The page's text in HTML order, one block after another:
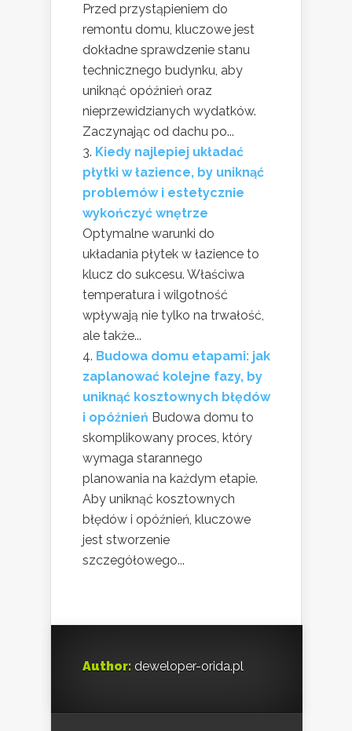
Przed przystąpieniem do
remontu domu, kluczowe jest
dokładne sprawdzenie stanu
technicznego budynku, aby
uniknąć opóźnień oraz
nieprzewidzianych wydatków.
Zaczynając od dachu po...
Kiedy najlepiej układać
płytki w łazience, by uniknąć
problemów i estetycznie
wykończyć wnętrze
Optymalne warunki do
układania płytek w łazience to
klucz do sukcesu. Właściwa
temperatura i wilgotność
wpływają nie tylko na trwałość,
ale także...
Budowa domu etapami: jak
zaplanować kolejne fazy, by
uniknąć kosztownych błędów
i opóźnień Budowa domu to
skomplikowany proces, który
wymaga starannego
planowania na każdym etapie.
Aby uniknąć kosztownych
błędów i opóźnień, kluczowe
jest stworzenie
szczegółowego...
Author: deweloper-orida.pl